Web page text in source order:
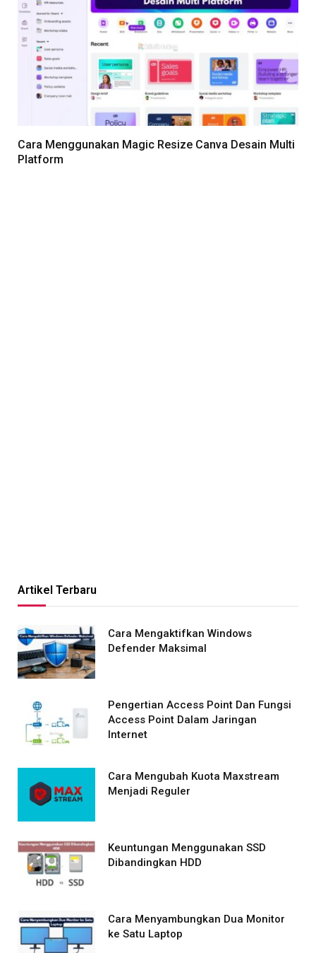
Cara Menggunakan Magic Resize Canva Desain Multi
Platform
Artikel Terbaru
Cara Mengaktifkan Windows
Defender Maksimal
Pengertian Access Point Dan Fungsi
Access Point Dalam Jaringan
Internet
Cara Mengubah Kuota Maxstream
Menjadi Reguler
Keuntungan Menggunakan SSD
Dibandingkan HDD
Cara Menyambungkan Dua Monitor
ke Satu Laptop